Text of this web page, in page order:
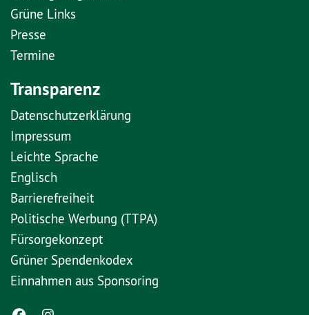
Grüne Links
Presse
Termine
Transparenz
Datenschutzerklärung
Impressum
Leichte Sprache
Englisch
Barrierefreiheit
Politische Werbung (TTPA)
Fürsorgekonzept
Grüner Spendenkodex
Einnahmen aus Sponsoring